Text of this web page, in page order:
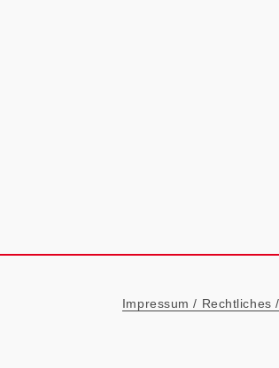
Metanavigationn
Impressum / Rechtliches